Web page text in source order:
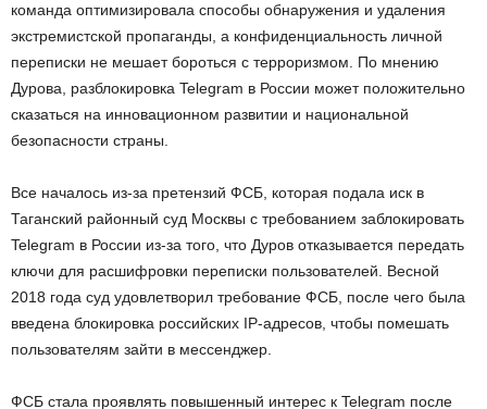
команда оптимизировала способы обнаружения и удаления
экстремистской пропаганды, а конфиденциальность личной
переписки не мешает бороться с терроризмом. По мнению
Дурова, разблокировка Telegram в России может положительно
сказаться на инновационном развитии и национальной
безопасности страны.
Все началось из-за претензий ФСБ, которая подала иск в
Таганский районный суд Москвы с требованием заблокировать
Telegram в России из-за того, что Дуров отказывается передать
ключи для расшифровки переписки пользователей. Весной
2018 года суд удовлетворил требование ФСБ, после чего была
введена блокировка российских IP-адресов, чтобы помешать
пользователям зайти в мессенджер.
ФСБ стала проявлять повышенный интерес к Telegram после